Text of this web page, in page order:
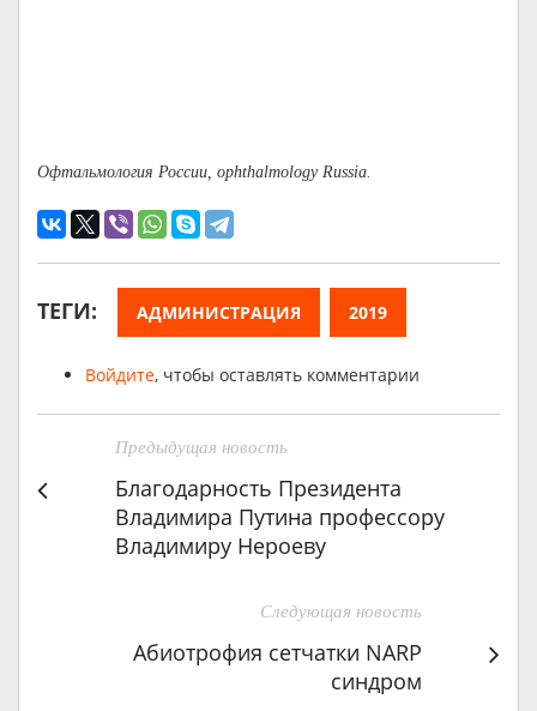
Офтальмология России, ophthalmology Russia.
ТЕГИ: АДМИНИСТРАЦИЯ 2019
Войдите, чтобы оставлять комментарии
Предыдущая новость
Благодарность Президента
Владимира Путина профессору
Владимиру Нероеву
Следующая новость
Абиотрофия сетчатки NARP
синдром